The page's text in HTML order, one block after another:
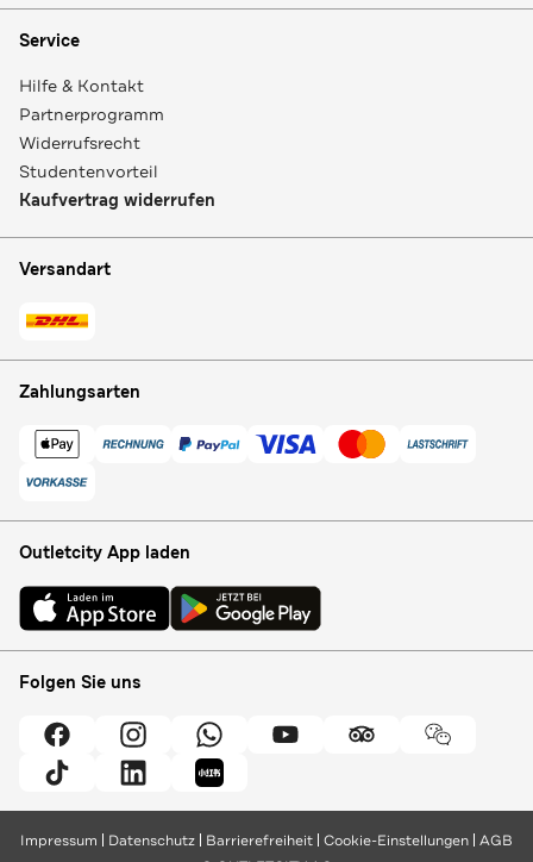
Service
Hilfe & Kontakt
Partnerprogramm
Widerrufsrecht
Studentenvorteil
Kaufvertrag widerrufen
Versandart
Zahlungsarten
Outletcity App laden
Folgen Sie uns
Impressum Datenschutz Barrierefreiheit Cookie-Einstellungen AGB